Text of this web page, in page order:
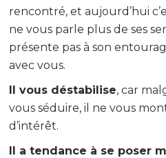
rencontré, et aujourd’hui
ne vous parle plus de ses
présente pas à son
avec vous.
Il vous déstabilise, car
vous séduire, il ne vous
d’intérêt.
Il a tendance à se poser